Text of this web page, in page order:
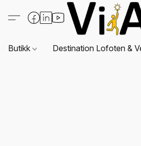
Butikk Destination Lofoten &